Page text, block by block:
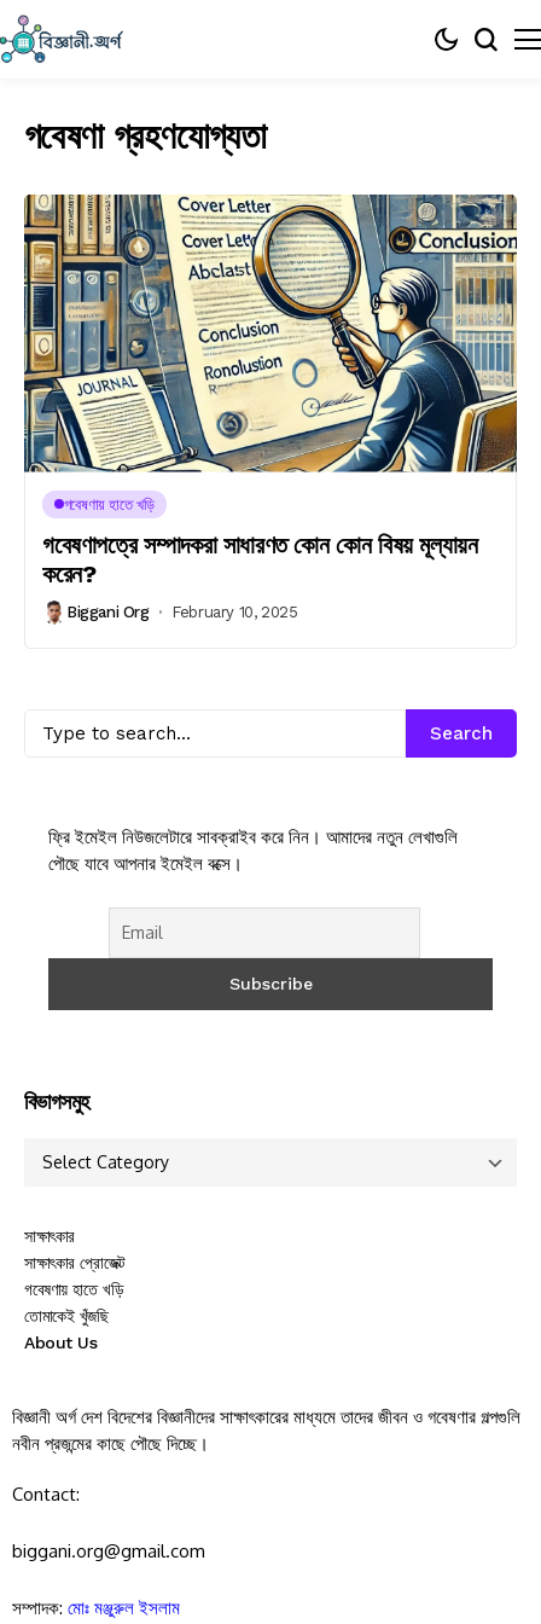
গবেষণা গ্রহণযোগ্যতা
গবেষণায় হাতে খড়ি
গবেষণাপত্রে সম্পাদকরা সাধারণত কোন কোন বিষয় মূল্যায়ন
করেন?
Biggani Org February 10, 2025
Search
ফ্রি ইমেইল নিউজলেটারে সাবক্রাইব করে নিন। আমাদের নতুন লেখাগুলি
পৌছে যাবে আপনার ইমেইল বক্সে।
বিভাগসমুহ
সাক্ষাৎকার
সাক্ষাৎকার প্রোজেক্ট
গবেষণায় হাতে খড়ি
তোমাকেই খুঁজছি
About Us
বিজ্ঞানী অর্গ দেশ বিদেশের বিজ্ঞানীদের সাক্ষাৎকারের মাধ্যমে তাদের জীবন ও গবেষণার গল্পগুলি
নবীন প্রজন্মের কাছে পৌছে দিচ্ছে।
Contact:
biggani.org@gmail.com
সম্পাদক: মোঃ মঞ্জুরুল ইসলাম